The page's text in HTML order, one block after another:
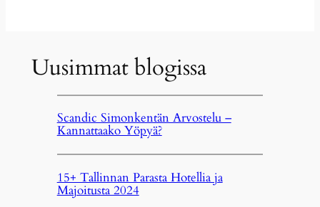
Uusimmat blogissa
Scandic Simonkentän Arvostelu –
Kannattaako Yöpyä?
15+ Tallinnan Parasta Hotellia ja
Majoitusta 2024